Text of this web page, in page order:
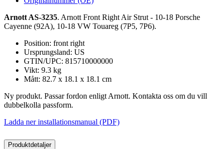
Arnott AS-3235. Arnott Front Right Air Strut - 10-18 Porsche
Cayenne (92A), 10-18 VW Touareg (7P5, 7P6).
Position: front right
Ursprungsland: US
GTIN/UPC: 815710000000
Vikt: 9.3 kg
Mått: 82.7 x 18.1 x 18.1 cm
Ny produkt. Passar fordon enligt Arnott. Kontakta oss om du vill
dubbelkolla passform.
Ladda ner installationsmanual (PDF)
Produktdetaljer